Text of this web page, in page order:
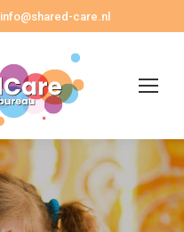
info@shared-care.nl